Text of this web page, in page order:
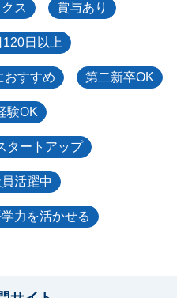
ス 賞与あり
120日以上
おすすめ 第二新卒OK
験OK
タートアップ
活躍中
力を活かせる